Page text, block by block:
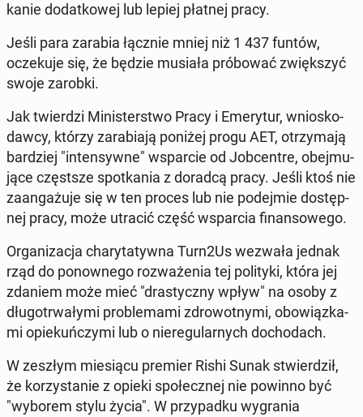
ka­nie do­dat­ko­wej lub lepiej płatnej pracy.
Jeśli para zarabia łącznie mniej niż 1 437 funtów,
ocze­ku­je się, że będzie musiała pró­bo­wać zwięk­szyć
swoje zarobki.
Jak twier­dzi Mi­ni­ster­stwo Pracy i Eme­ry­tur, wnio­sko­
daw­cy, którzy za­ra­bia­ją poniżej progu AET, otrzy­ma­ją
bar­dziej "in­ten­syw­ne" wspar­cie od Job­cen­tre, obej­mu­
ją­ce częst­sze spo­tka­nia z doradcą pracy. Jeśli ktoś nie
za­an­ga­żu­je się w ten proces lub nie po­dej­mie do­stęp­
nej pracy, może utracić część wspar­cia fi­nan­so­we­go.
Or­ga­ni­za­cja cha­ry­ta­tyw­na Turn2Us wezwała jednak
rząd do po­now­ne­go roz­wa­że­nia tej po­li­ty­ki, która jej
zdaniem może mieć "dra­stycz­ny wpływ" na osoby z
dłu­go­trwa­ły­mi pro­ble­ma­mi zdro­wot­ny­mi, obo­wiąz­ka­
mi opie­kuń­czy­mi lub o nie­re­gu­lar­nych do­cho­dach.
W zeszłym mie­sią­cu premier Rishi Sunak stwier­dził,
że ko­rzy­sta­nie z opieki spo­łecz­nej nie powinno być
"wyborem stylu życia". W przy­pad­ku wy­gra­nia